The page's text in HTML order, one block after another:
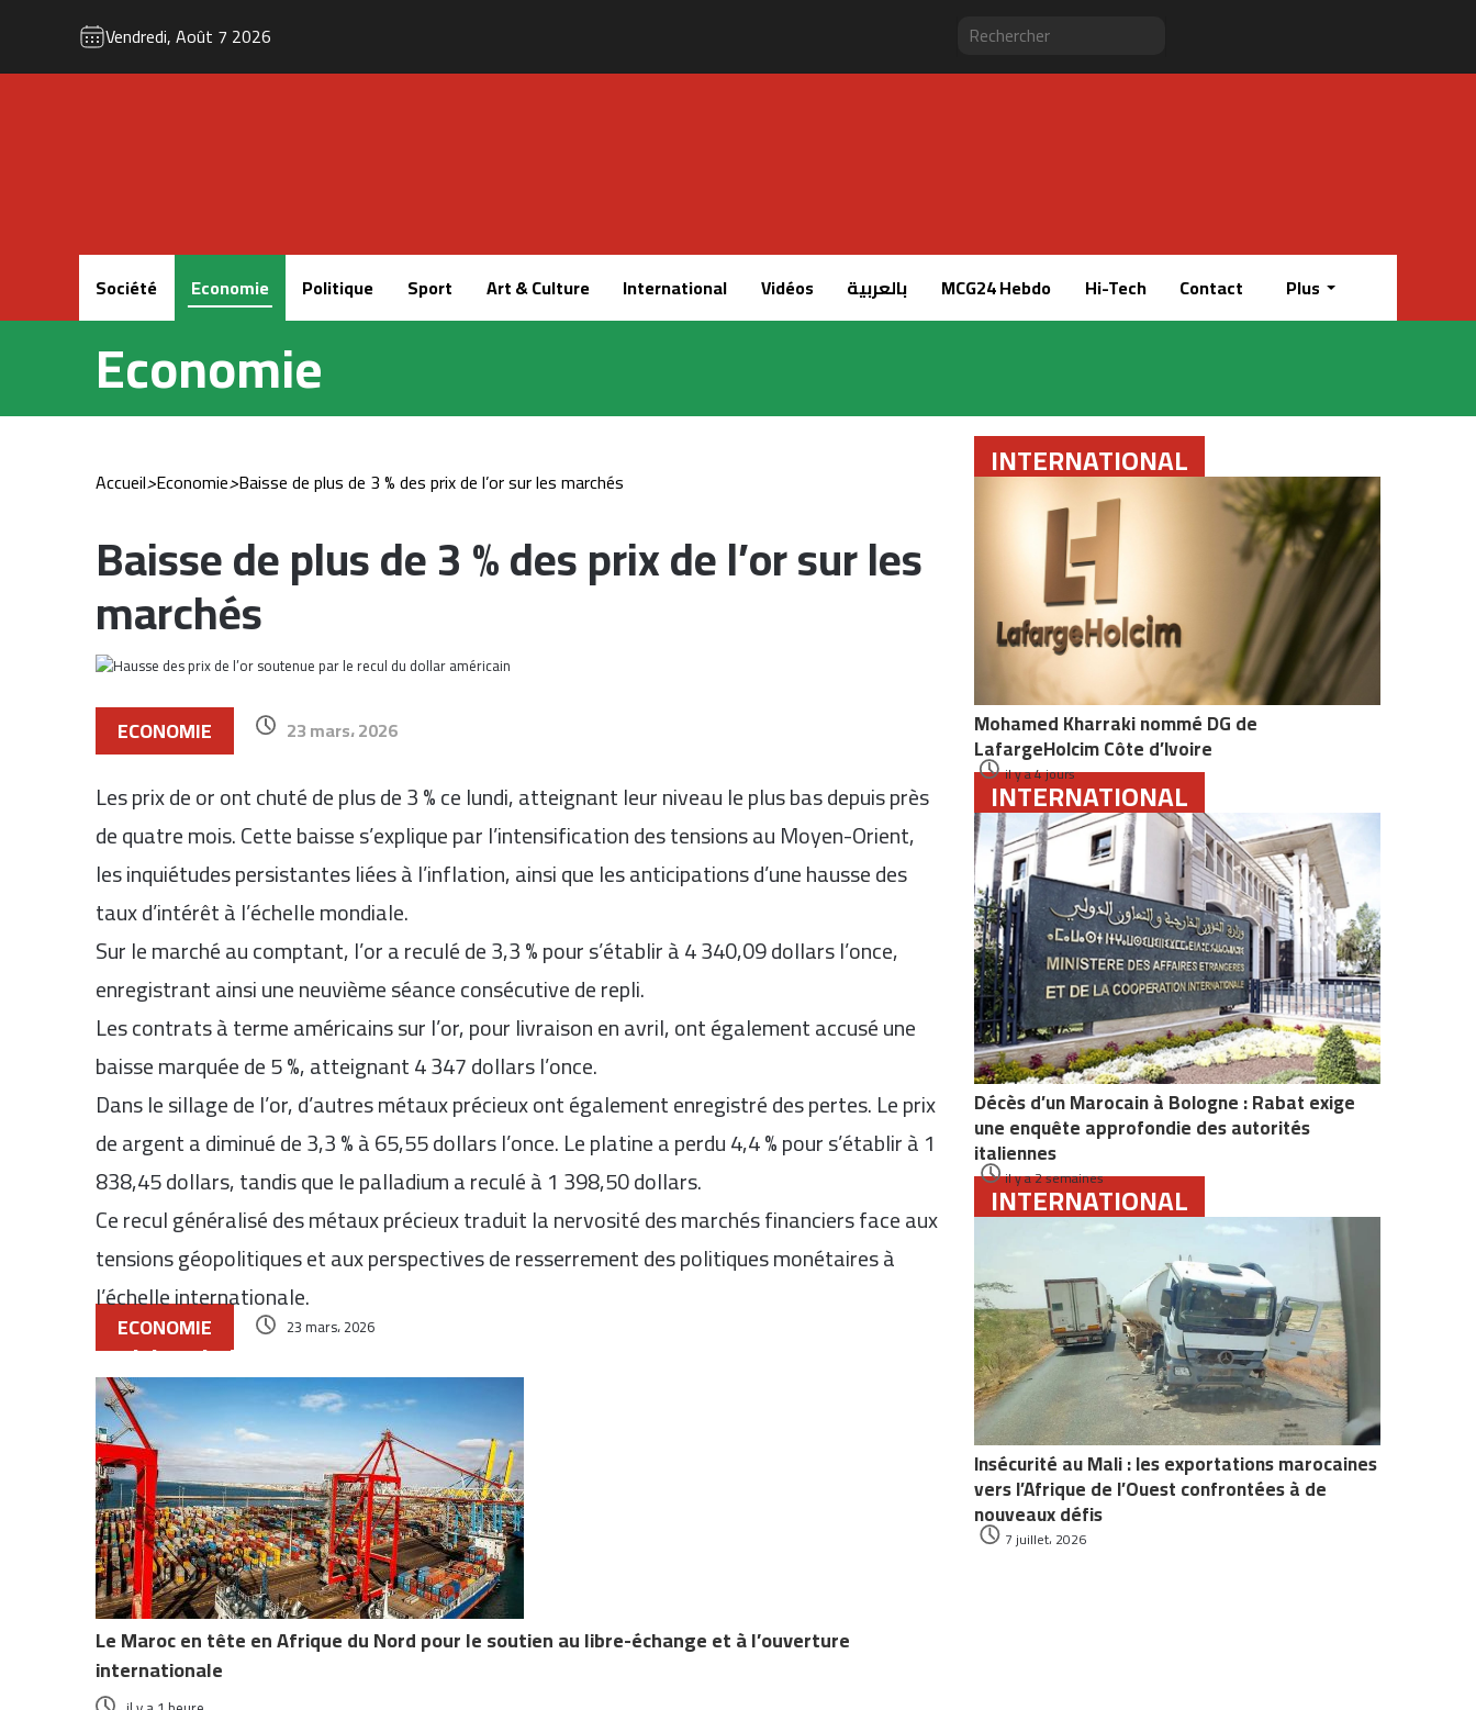
Vendredi, Août 7 2026
(barre
Accueil
Société Economie Politique Sport Art & Culture International Vidéos بالعربية MCG24 Hebdo Hi-Tech Contact Plus
Economie
Accueil>Economie>Baisse de plus de 3 % des prix de l’or sur les marchés
Baisse de plus de 3 % des prix de l’or sur les
marchés
ECONOMIE 23 mars، 2026
Les prix deoront chuté de plus de 3 % ce lundi, atteignant leur niveau le plus bas depuis près
de quatre mois. Cette baisse s’explique par l’intensification des tensions au Moyen-Orient,
les inquiétudes persistantes liées à l’inflation, ainsi que les anticipations d’une hausse des
taux d’intérêt à l’échelle mondiale.
Sur le marché au comptant, l’or a reculé de 3,3 % pour s’établir à 4 340,09 dollars l’once,
enregistrant ainsi une neuvième séance consécutive de repli.
Les contrats à terme américains sur l’or, pour livraison en avril, ont également accusé une
baisse marquée de 5 %, atteignant 4 347 dollars l’once.
Dans le sillage de l’or, d’autres métaux précieux ont également enregistré des pertes. Le prix
deargenta diminué de 3,3 % à 65,55 dollars l’once. Leplatinea perdu 4,4 % pour s’établir à 1
838,45 dollars, tandis que lepalladiuma reculé à 1 398,50 dollars.
Ce recul généralisé des métaux précieux traduit la nervosité des marchés financiers face aux
tensions géopolitiques et aux perspectives de resserrement des politiques monétaires à
l’échelle internationale.
ECONOMIE 23 mars، 2026
Articles similaires
Le Maroc en tête en Afrique du Nord pour le soutien au libre-échange et à l’ouverture
internationale
INTERNATIONAL
Mohamed Kharraki nommé DG de
LafargeHolcim Côte d’Ivoire
il y a 4 jours
INTERNATIONAL
Décès d’un Marocain à Bologne : Rabat exige
une enquête approfondie des autorités
italiennes
il y a 2 semaines
INTERNATIONAL
Insécurité au Mali : les exportations marocaines
vers l’Afrique de l’Ouest confrontées à de
nouveaux défis
7 juillet، 2026